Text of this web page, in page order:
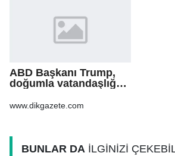
ABD Başkanı Trump,
doğumla vatandaşlığa
genişleten
www.dikgazete.com
BUNLAR DA İLGİNİZİ